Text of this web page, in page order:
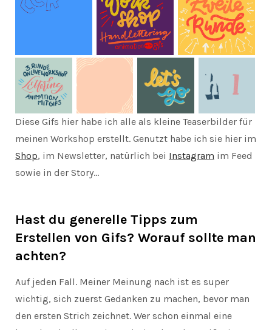
Diese Gifs hier habe ich alle als kleine Teaserbilder für
meinen Workshop erstellt. Genutzt habe ich sie hier im
Shop, im Newsletter, natürlich bei Instagram im Feed
sowie in der Story…
Hast du generelle Tipps zum
Erstellen von Gifs? Worauf sollte man
achten?
Auf jeden Fall. Meiner Meinung nach ist es super
wichtig, sich zuerst Gedanken zu machen, bevor man
den ersten Strich zeichnet. Wer schon einmal eine